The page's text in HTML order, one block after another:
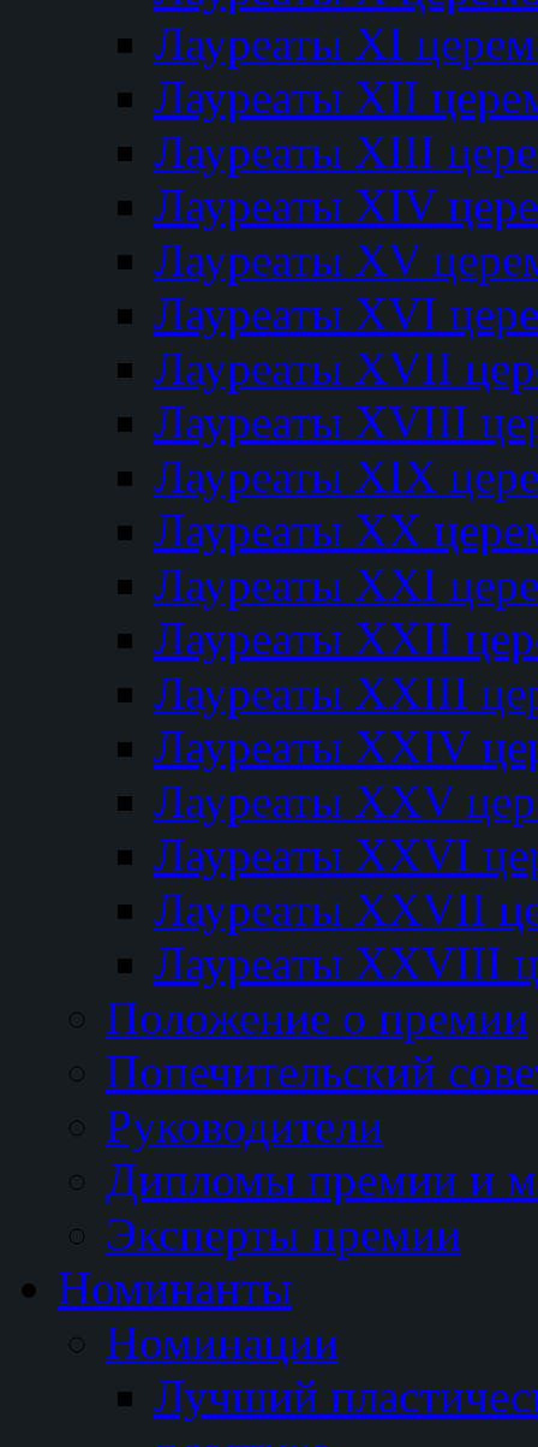
Лауреаты XI
Лауреаты XII
Лауреаты XIII
Лауреаты XIV
Лауреаты XV
Лауреаты XVI
Лауреаты XVII
Лауреаты XVIII
Лауреаты XIX
Лауреаты XX
Лауреаты XXI
Лауреаты XXII
Лауреаты XXIII
Лауреаты XXIV
Лауреаты XXV
Лауреаты XXVI
Лауреаты XXVII
Лауреаты XXVIII
Положение о премии
Попечительский
Руководители
Дипломы премии и
Эксперты премии
Номинанты
Номинации
Лучший